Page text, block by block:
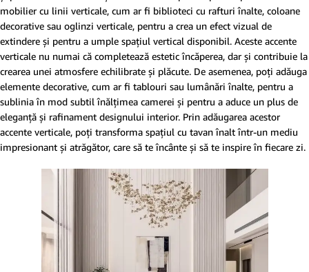
mobilier cu linii verticale, cum ar fi biblioteci cu rafturi înalte, coloane
decorative sau oglinzi verticale, pentru a crea un efect vizual de
extindere și pentru a umple spațiul vertical disponibil. Aceste accente
verticale nu numai că completează estetic încăperea, dar și contribuie la
crearea unei atmosfere echilibrate și plăcute. De asemenea, poți adăuga
elemente decorative, cum ar fi tablouri sau lumânări înalte, pentru a
sublinia în mod subtil înălțimea camerei și pentru a aduce un plus de
eleganță și rafinament designului interior. Prin adăugarea acestor
accente verticale, poți transforma spațiul cu tavan înalt într-un mediu
impresionant și atrăgător, care să te încânte și să te inspire în fiecare zi.